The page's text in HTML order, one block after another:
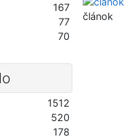
článok
167
77
70
1512
520
178